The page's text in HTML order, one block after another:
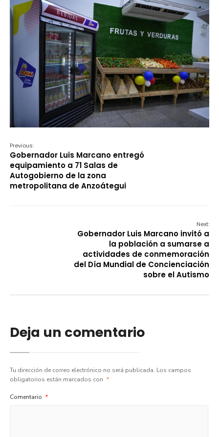
Previous:
Gobernador Luis Marcano entregó
equipamiento a 71 Salas de
Autogobierno de la zona
metropolitana de Anzoátegui
Next:
Gobernador Luis Marcano invitó a
la población a sumarse a
actividades de conmemoración
del Día Mundial de Concienciación
sobre el Autismo
Deja un comentario
Tu dirección de correo electrónico no será publicada. Los campos
obligatorios están marcados con *
Comentario *